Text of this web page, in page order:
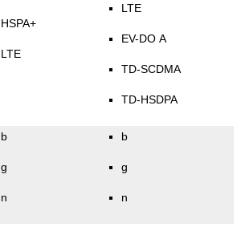
HSPA+
LTE
LTE
EV-DO A
TD-SCDMA
TD-HSDPA
b
g
n
b
g
n